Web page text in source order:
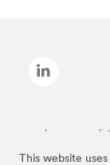
This website
Les marques